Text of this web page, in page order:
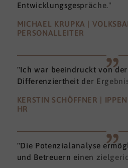
Entwicklungsgespräche."
MICHAEL KRUPKA |
PERSONALLEITER
"Ich war beeindruckt von
Differenziertheit der
KERSTIN SCHÖFFNER |
HR
"Die Potenzialanalyse
und Betreuern einen